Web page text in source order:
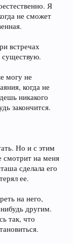
Я
не сможет
встречах
могу не
когда не
никакого
закончится.
Но и с этим
смотрит на меня
сделала его
ее.
на него,
другим.
так, что